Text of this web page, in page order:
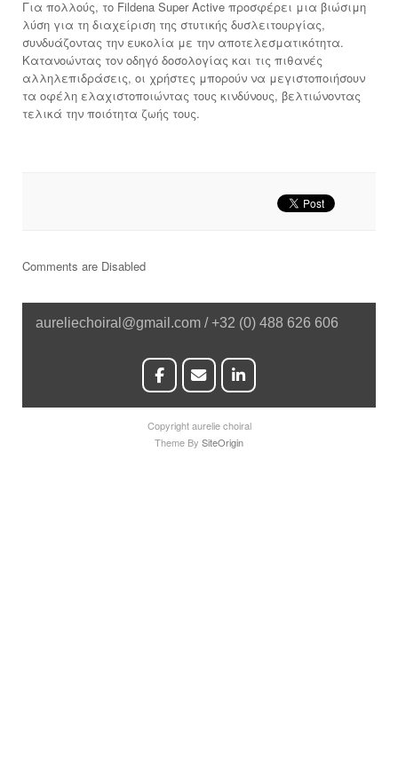
Για πολλούς, το Fildena Super Active προσφέρει μια βιώσιμη
λύση για τη διαχείριση της στυτικής δυσλειτουργίας,
συνδυάζοντας την ευκολία με την αποτελεσματικότητα.
Κατανοώντας τον οδηγό δοσολογίας και τις πιθανές
αλληλεπιδράσεις, οι χρήστες μπορούν να μεγιστοποιήσουν
τα οφέλη ελαχιστοποιώντας τους κινδύνους, βελτιώνοντας
τελικά την ποιότητα ζωής τους.
Comments are Disabled
aureliechoiral@gmail.com / +32 (0) 488 626 606
Copyright aurelie choiral
Theme By SiteOrigin